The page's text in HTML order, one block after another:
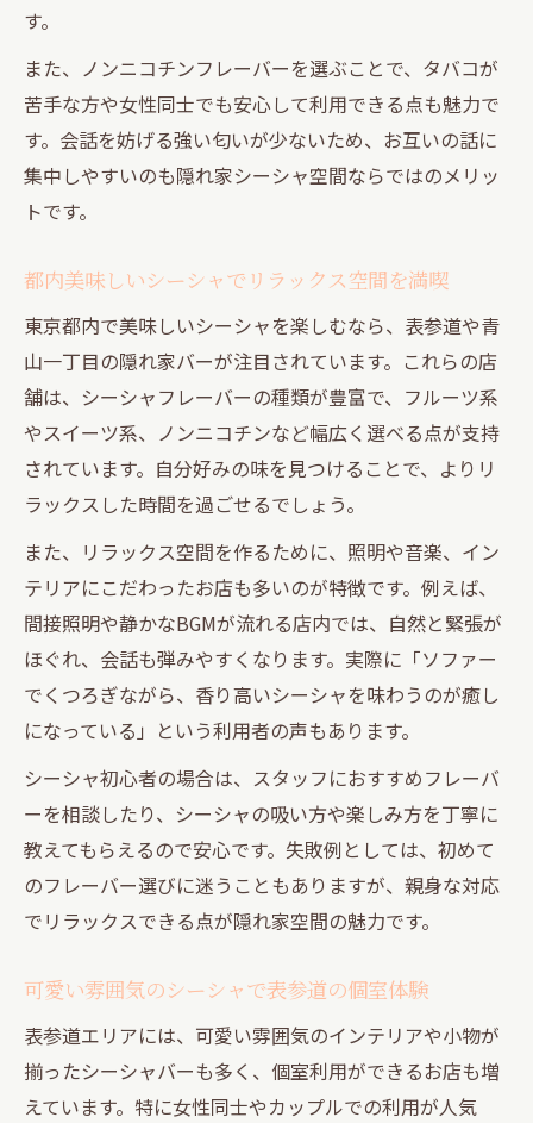
力
表参道個室シーシャでプライベートなひと
とき
東京シーシャで叶う静かな時間と会話の工
おしゃれな隠れ家で体験する特別なシーシ
ャ
ノンニコチンで味わうシーシャの新しい魅力
ノンニコチンシーシャで安心のリラックス
体験
渋谷シーシャノンニコチン派に人気の理由
新感覚ノンニコチンシーシャが会話を広げ
る
健康志向の都内シーシャ最新トレンド解説
リラックス空間で語らう東京のシーシャ夜
東京シーシャで体感する夜のリラックス空
隠れ家シーシャで友人と深まる会話のコツ
都内美味しいシーシャが夜の会話を盛り上
一人シーシャでも楽しめる東京の隠れ家空
間
外苑前の静かな隠れ家で特別なシーシャ体験
外苑前の隠れ家で味わう特別なシーシャ時
す。
また、ノンニコチンフレーバーを選ぶことで、タバコが
苦手な方や女性同士でも安心して利用できる点も魅力で
す。会話を妨げる強い匂いが少ないため、お互いの話に
集中しやすいのも隠れ家シーシャ空間ならではのメリッ
トです。
都内美味しいシーシャでリラックス空間を満喫
東京都内で美味しいシーシャを楽しむなら、表参道や青
山一丁目の隠れ家バーが注目されています。これらの店
舗は、シーシャフレーバーの種類が豊富で、フルーツ系
やスイーツ系、ノンニコチンなど幅広く選べる点が支持
されています。自分好みの味を見つけることで、よりリ
ラックスした時間を過ごせるでしょう。
また、リラックス空間を作るために、照明や音楽、イン
テリアにこだわったお店も多いのが特徴です。例えば、
間接照明や静かなBGMが流れる店内では、自然と緊張が
ほぐれ、会話も弾みやすくなります。実際に「ソファー
でくつろぎながら、香り高いシーシャを味わうのが癒し
になっている」という利用者の声もあります。
シーシャ初心者の場合は、スタッフにおすすめフレーバ
ーを相談したり、シーシャの吸い方や楽しみ方を丁寧に
教えてもらえるので安心です。失敗例としては、初めて
のフレーバー選びに迷うこともありますが、親身な対応
でリラックスできる点が隠れ家空間の魅力です。
可愛い雰囲気のシーシャで表参道の個室体験
表参道エリアには、可愛い雰囲気のインテリアや小物が
揃ったシーシャバーも多く、個室利用ができるお店も増
えています。特に女性同士やカップルでの利用が人気